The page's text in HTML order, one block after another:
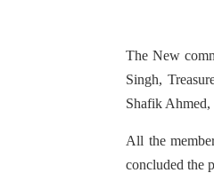
The New
Singh,
Shafik
All the
concluded the